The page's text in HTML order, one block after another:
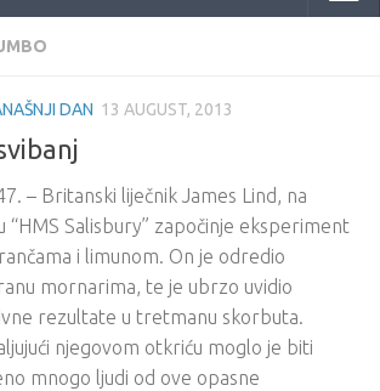
DAN 13 AUGUST, 2013
– Britanski liječnik James Lind, na
“HMS Salisbury” započinje eksperiment
i limunom. On je odredio
mornarima, te je ubrzo uvidio
rezultate u tretmanu skorbuta.
njegovom otkriću moglo je biti
mnogo ljudi od ove opasne